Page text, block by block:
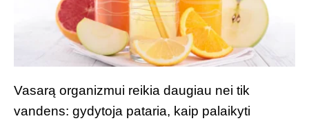
Vasarą organizmui reikia daugiau nei tik
vandens: gydytoja pataria, kaip palaikyti